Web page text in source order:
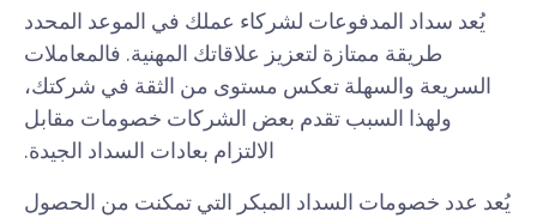
يُعد سداد المدفوعات لشركاء عملك في الموعد المحدد
طريقة ممتازة لتعزيز علاقاتك المهنية. فالمعاملات
السريعة والسهلة تعكس مستوى من الثقة في شركتك،
ولهذا السبب تقدم بعض الشركات خصومات مقابل
الالتزام بعادات السداد الجيدة.
يُعد عدد خصومات السداد المبكر التي تمكنت من الحصول